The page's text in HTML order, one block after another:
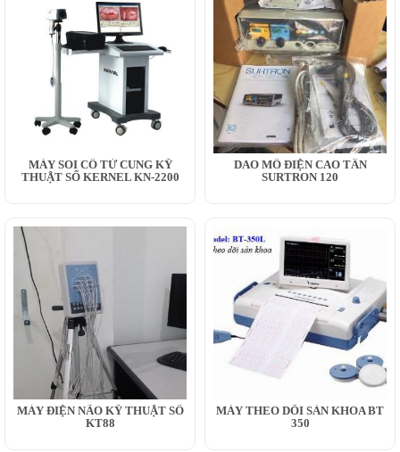
MÁY SOI CỔ TỬ CUNG KỸ
THUẬT SỐ KERNEL KN-2200
DAO MỔ ĐIỆN CAO TẦN
SURTRON 120
MÁY ĐIỆN NÃO KỸ THUẬT SỐ
KT88
MÁY THEO DÕI SẢN KHOA BT
350